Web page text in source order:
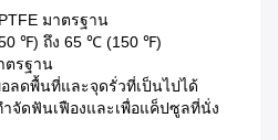
มาตรฐาน
℉) ถึง 65 ℃ (150 ℉)
ตรฐาน
ลดพื้นที่และจุดรั่วที่เป็นไปได้
จัดฟันเฟืองและเพื่อแค็ปซูลที่นั่ง